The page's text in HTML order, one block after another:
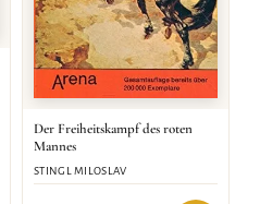
Der Freiheitskampf des roten
Mannes
STINGL MILOSLAV